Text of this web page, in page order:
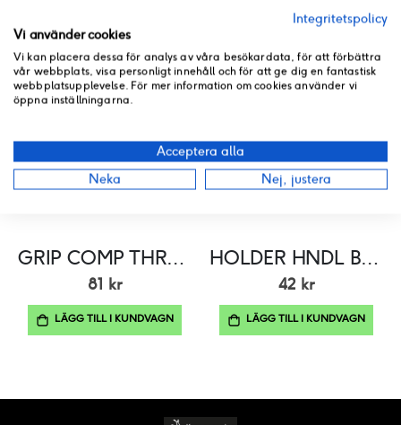
ANDRA PRODUKTER FRÅN SAMMA KATEGORI
GRIP COMP THROT
81 kr
LÄGG TILL I KUNDVAGN
HOLDER HNDL BRKT
42 kr
LÄGG TILL I KUNDVAGN
Integritetspolicy
Vi använder cookies
Vi kan placera dessa för analys av våra besökardata, för att förbättra
vår webbplats, visa personligt innehåll och för att ge dig en fantastisk
webbplatsupplevelse. För mer information om cookies använder vi
öppna inställningarna.
Acceptera alla
Neka
Nej, justera